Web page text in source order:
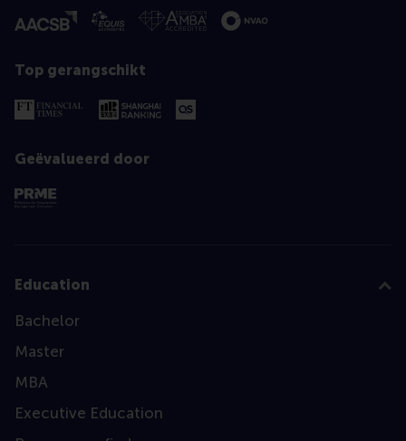
Top gerangschikt
Geëvalueerd door
Education
Bachelor
Master
MBA
Executive Education